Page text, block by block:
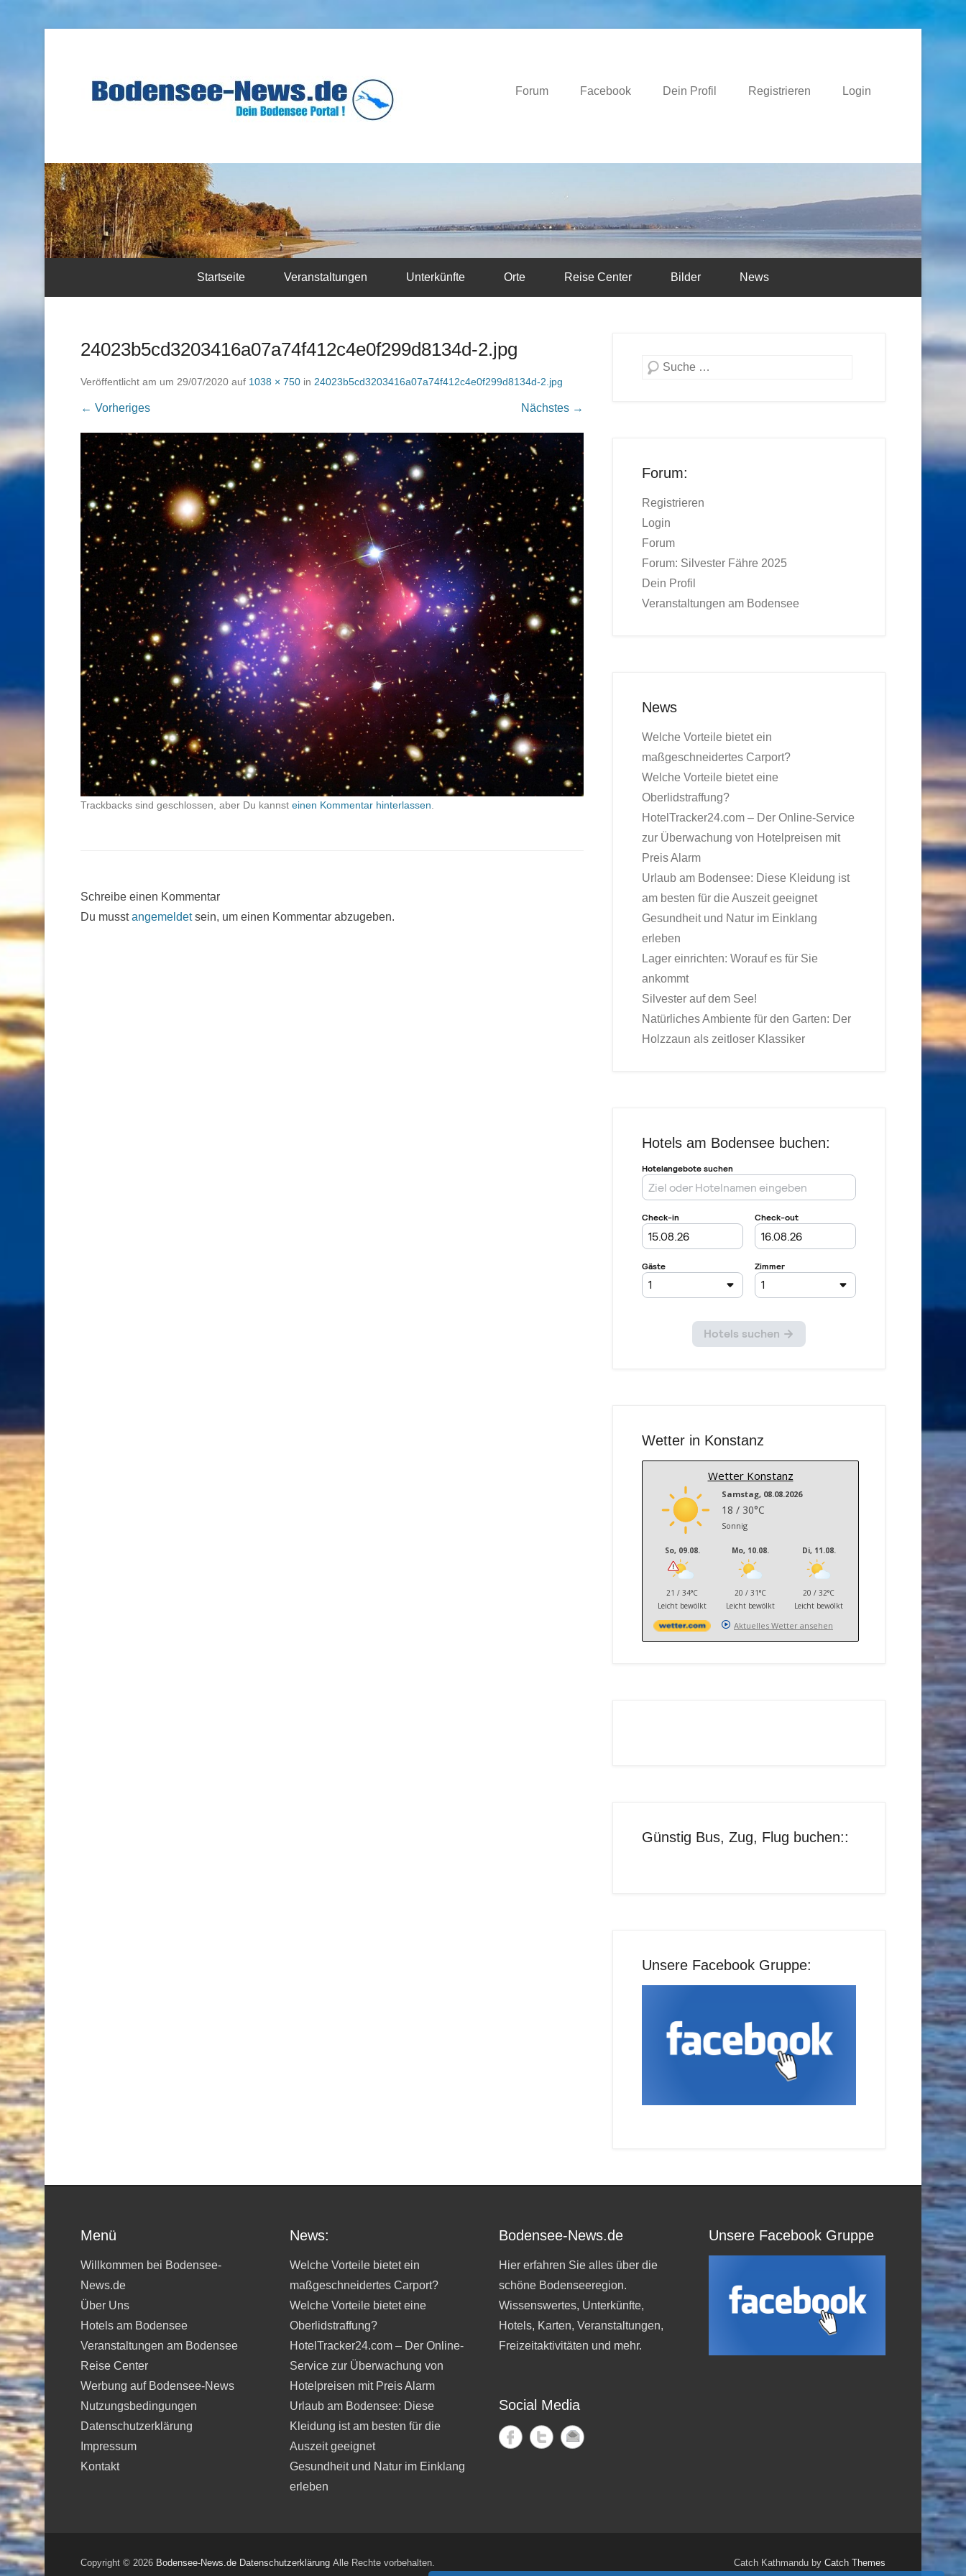
Forum Facebook Dein Profil Registrieren Login
Startseite Veranstaltungen Unterkünfte Orte Reise Center Bilder News
24023b5cd3203416a07a74f412c4e0f299d8134d-2.jpg
Veröffentlicht am um 29/07/2020 auf 1038 × 750 in 24023b5cd3203416a07a74f412c4e0f299d8134d-2.jpg
← Vorheriges Nächstes →
Trackbacks sind geschlossen, aber Du kannst einen Kommentar hinterlassen
Schreibe einen Kommentar
Du musstangemeldetsein, um einen Kommentar abzugeben.
Suchen
Forum:
Registrieren
Login
Forum
Forum: Silvester Fähre 2025
Dein Profil
Veranstaltungen am Bodensee
News
Welche Vorteile bietet ein
maßgeschneidertes Carport?
Welche Vorteile bietet eine
Oberlidstraffung?
HotelTracker24.com – Der Online-Service
zur Überwachung von Hotelpreisen mit
Preis Alarm
Urlaub am Bodensee: Diese Kleidung ist
am besten für die Auszeit geeignet
Gesundheit und Natur im Einklang
erleben
Lager einrichten: Worauf es für Sie
ankommt
Silvester auf dem See!
Natürliches Ambiente für den Garten: Der
Holzzaun als zeitloser Klassiker
Hotels am Bodensee buchen:
Wetter in Konstanz
Wetter Konstanz
Samstag, 08.08.2026
18 / 30°C
Sonnig
So, 09.08.
21 / 34°C
Leicht bewölkt
Mo, 10.08.
20 / 31°C
Leicht bewölkt
Di, 11.08.
20 / 32°C
Leicht bewölkt
Aktuelles Wetter ansehen
Günstig Bus, Zug, Flug buchen::
Unsere Facebook Gruppe:
Menü
Willkommen bei Bodensee-
News.de
Über Uns
Hotels am Bodensee
Veranstaltungen am Bodensee
Reise Center
Werbung auf Bodensee-News
Nutzungsbedingungen
Datenschutzerklärung
Impressum
Kontakt
News:
Welche Vorteile bietet ein
maßgeschneidertes Carport?
Welche Vorteile bietet eine
Oberlidstraffung?
HotelTracker24.com – Der Online-
Service zur Überwachung von
Hotelpreisen mit Preis Alarm
Urlaub am Bodensee: Diese
Kleidung ist am besten für die
Auszeit geeignet
Gesundheit und Natur im Einklang
erleben
Bodensee-News.de
Hier erfahren Sie alles über die
schöne Bodenseeregion.
Wissenswertes, Unterkünfte,
Hotels, Karten, Veranstaltungen,
Freizeitaktivitäten und mehr.
Social Media
Unsere Facebook Gruppe
Copyright © 2026 Bodensee-News.de Datenschutzerklärung Alle Rechte vorbehalten. Catch Kathmandu by Catch Themes